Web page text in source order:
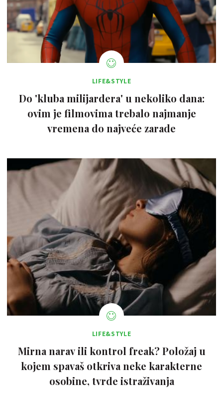
LIFE&STYLE
Do 'kluba milijardera' u nekoliko dana:
ovim je filmovima trebalo najmanje
vremena do najveće zarade
LIFE&STYLE
Mirna narav ili kontrol freak? Položaj u
kojem spavaš otkriva neke karakterne
osobine, tvrde istraživanja